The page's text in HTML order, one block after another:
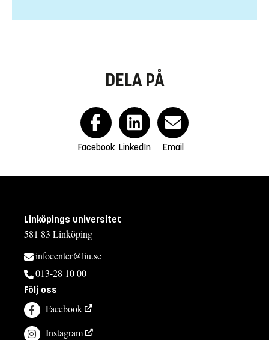
DELA PÅ
Facebook LinkedIn Email
Linköpings universitet
581 83 Linköping
infocenter@liu.se
013-28 10 00
Följ oss
Facebook
Instagram